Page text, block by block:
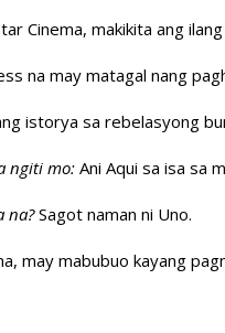
Cinema, makikita ang
na may matagal nang
istorya sa rebelasyong
ngiti mo: Ani Aqui sa isa sa
na?Sagot naman ni Uno.
may mabubuo kayang